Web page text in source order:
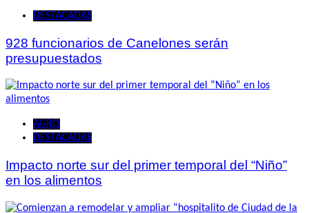
DESTACADAS
928 funcionarios de Canelones serán
presupuestados
AGRO
DESTACADAS
Impacto norte sur del primer temporal del “Niño”
en los alimentos